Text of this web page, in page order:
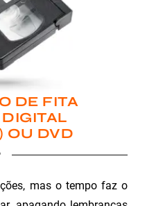
DE FITA
OU DVD
mas o tempo faz o